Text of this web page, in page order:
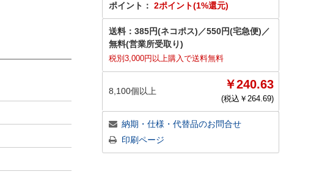
ポイント： 2ポイント(1%還元)
送料： 385円(ネコポス) ／550円(宅急便) ／
無料(営業所受取り)
税別3,000円以上購入で送料無料
8,100個以上 ￥240.63
(税込￥ 264.69)
納期・仕様・代替品のお問合せ
印刷ページ